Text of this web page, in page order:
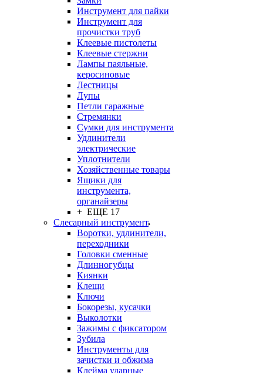
Инструмент для пайки
Инструмент для
прочистки труб
Клеевые пистолеты
Клеевые стержни
Лампы паяльные,
керосиновые
Лестницы
Лупы
Петли гаражные
Стремянки
Сумки для инструмента
Удлинители
электрические
Уплотнители
Хозяйственные товары
Ящики для
инструмента,
органайзеры
+ ЕЩЕ 17
Слесарный инструмент
Воротки, удлинители,
переходники
Головки сменные
Длинногубцы
Киянки
Клещи
Ключи
Бокорезы, кусачки
Выколотки
Зажимы с фиксатором
Зубила
Инструменты для
зачистки и обжима
Клейма ударные